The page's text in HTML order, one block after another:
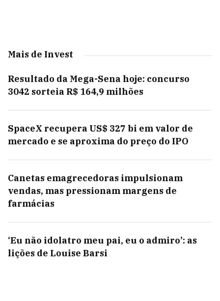
Mais de Invest
Resultado da Mega-Sena hoje: concurso
3042 sorteia R$ 164,9 milhões
SpaceX recupera US$ 327 bi em valor de
mercado e se aproxima do preço do IPO
Canetas emagrecedoras impulsionam
vendas, mas pressionam margens de
farmácias
‘Eu não idolatro meu pai, eu o admiro’: as
lições de Louise Barsi